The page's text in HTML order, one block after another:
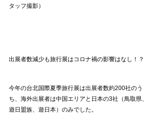
タッフ撮影）
出展者数減少も旅行展はコロナ禍の影響はなし！？
今年の台北国際夏季旅行展は出展者数約200社のう
ち、海外出展者は中国エリアと日本の3社（鳥取県、
遊日盟族、遊日本）のみでした。